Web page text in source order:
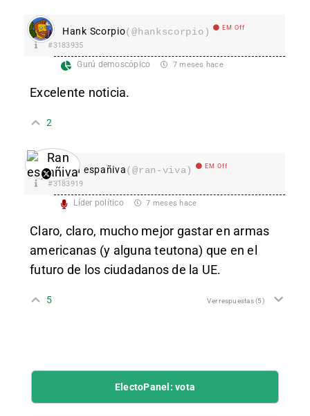
Hank Scorpio(@hankscorpio) EM Off
#3183935
Gurú demoscópico 7 meses hace
Excelente noticia.
2
Ran españiva(@ran-viva) EM Off
#3183919
Líder político 7 meses hace
Claro, claro, mucho mejor gastar en armas
americanas (y alguna teutona) que en el
futuro de los ciudadanos de la UE.
5 Ver respuestas(5)
ElectoPanel: vota